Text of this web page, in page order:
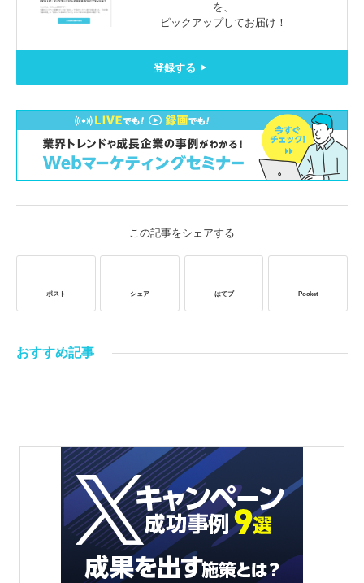
を、
ピックアップしてお届け！
登録する
この記事をシェアする
ポスト シェア はてブ Pocket
おすすめ記事